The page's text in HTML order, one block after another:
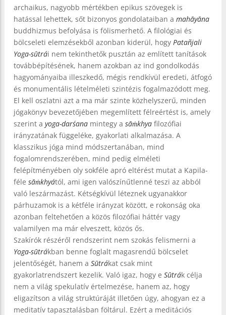
archaikus, nagyobb mértékben epikus szövegek is
hatással lehettek, sőt bizonyos gondolataiban a mahāyāna
buddhizmus befolyása is fölismerhető. A filológiai és
bölcseleti elemzésekből azonban kiderül, hogy Patañjali
Yoga-sūtrái nem tekinthetők pusztán az említett tanítások
továbbépítésének, hanem azokban az ind gondolkodás
hagyományaiba illeszkedő, mégis rendkívül eredeti, átfogó
és monumentális lételméleti szintézis fogalmazódott meg.
El kell oszlatni azt a ma már szinte közhelyszerű, minden
jógakönyv bevezetőjében megemlített félreértést is, amely
szerint a yoga-darśana mintegy a sāṁkhya filozófiai
irányzatának függeléke, gyakorlati alkalmazása. A
klasszikus jóga mind módszertanában, mind
fogalomrendszerében, mind pedig elméleti
felépítményében oly sokféle apró eltérést mutat a Kapila-
féle sāṁkhyától, ami igen valószínűtlenné teszi az abból
való leszármazást. Kétségkívül léteznek ugyanakkor
párhuzamok is a kétféle irányzat között, e rokonság oka
azonban feltehetően a közös filozófiai háttér vagy
valamilyen ma már elveszett, közös ős.
Szakírók részéről rendszerint nem szokás felismerni a
Yoga-sūtrákban benne foglalt magasrendű bölcselet
jelentőségét, hanem a Sūtrákat csak mint
gyakorlatrendszert kezelik. Való igaz, hogy e Sūtrák célja
nem a világ spekulatív értelmezése, hanem az, hogy
eligazítson a világ struktúráját illetően úgy, ahogyan ez a
meditatív tapasztalásban föltárul. Ezért a meditációs